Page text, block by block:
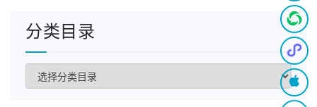
分类目录
类